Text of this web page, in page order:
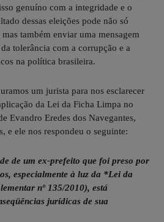
genuíno com a integridade e o
dessas eleições pode não só
também enviar uma mensagem
tolerância com a corrupção e a
na política brasileira.
um jurista para nos esclarecer
da Lei da Ficha Limpa no
Evandro Eredes dos Navegantes,
e ele nos respondeu o seguinte:
de um ex-prefeito que foi preso por
especialmente à luz da *Lei da
nº 135/2010), está
jurídicas de sua